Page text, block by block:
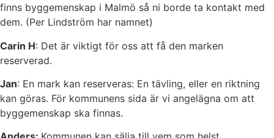
finns byggemenskap i Malmö så ni borde ta kontakt med
dem. (Per Lindström har namnet)
Carin H: Det är viktigt för oss att få den marken
reserverad.
Jan: En mark kan reserveras: En tävling, eller en riktning
kan göras. För kommunens sida är vi angelägna om att
byggemenskap ska finnas.